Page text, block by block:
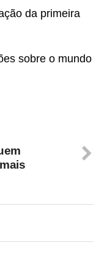
da primeira
sobre o mundo